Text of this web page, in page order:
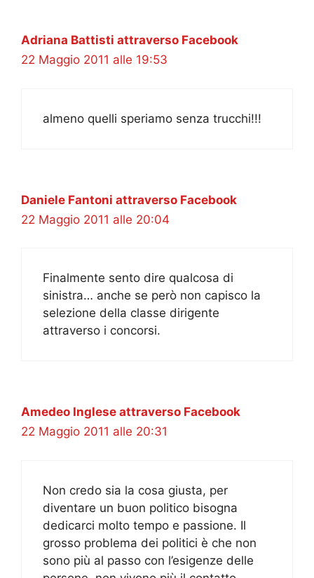
Adriana Battisti attraverso Facebook
22 Maggio 2011 alle 19:53
almeno quelli speriamo senza trucchi!!!
Daniele Fantoni attraverso Facebook
22 Maggio 2011 alle 20:04
Finalmente sento dire qualcosa di
sinistra… anche se però non capisco la
selezione della classe dirigente
attraverso i concorsi.
Amedeo Inglese attraverso Facebook
22 Maggio 2011 alle 20:31
Non credo sia la cosa giusta, per
diventare un buon politico bisogna
dedicarci molto tempo e passione. Il
grosso problema dei politici è che non
sono più al passo con l’esigenze delle